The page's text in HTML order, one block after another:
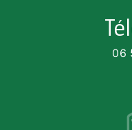
06